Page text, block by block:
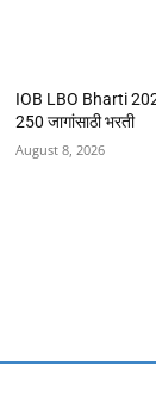
IOB LBO Bharti
250 जागांसाठी भरती
August 8, 2026